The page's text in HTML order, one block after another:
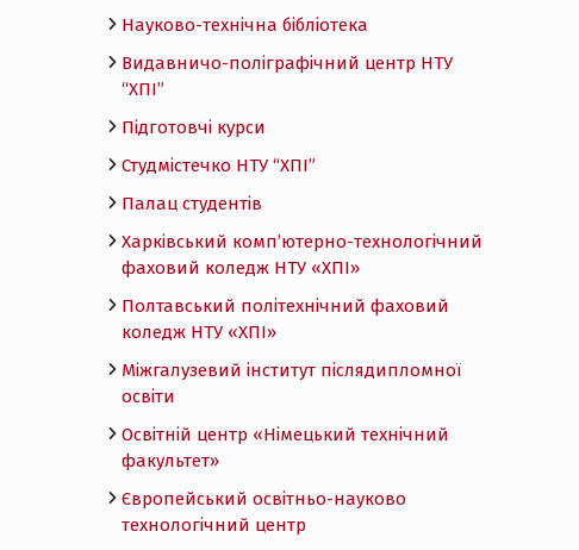
Науково-технічна бібліотека
Видавничо-поліграфічний центр НТУ
“ХПІ”
Підготовчі курси
Студмістечко НТУ “ХПІ”
Палац студентів
Харківський комп’ютерно-технологічний
фаховий коледж НТУ «ХПI»
Полтавський політехнічний фаховий
коледж НТУ «ХПI»
Міжгалузевий інститут післядипломної
освіти
Освітній центр «Німецький технічний
факультет»
Європейський освітньо-науково
технологічний центр